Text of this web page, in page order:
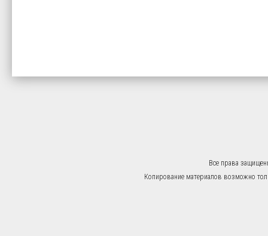
Все права
Копирование материалов возможно